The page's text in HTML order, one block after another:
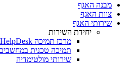
מבנה האגף
צוות האגף
שירותי האגף
יחידת השירות
מרכז תמיכה HelpDesk
תמיכה טכנית
שירותי מולטימדיה